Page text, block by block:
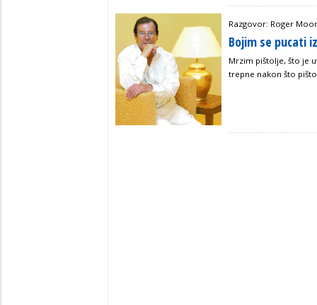
Razgovor: Roger
Bojim se pucati
Mrzim pištolje, što je
trepne nakon što